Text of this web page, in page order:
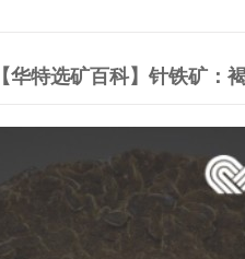
【华特选矿百科】针铁矿：